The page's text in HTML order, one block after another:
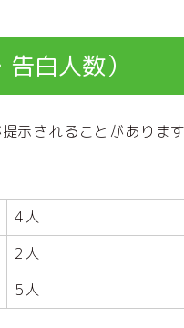
白人数）
示されることがありま
4人
2人
5人